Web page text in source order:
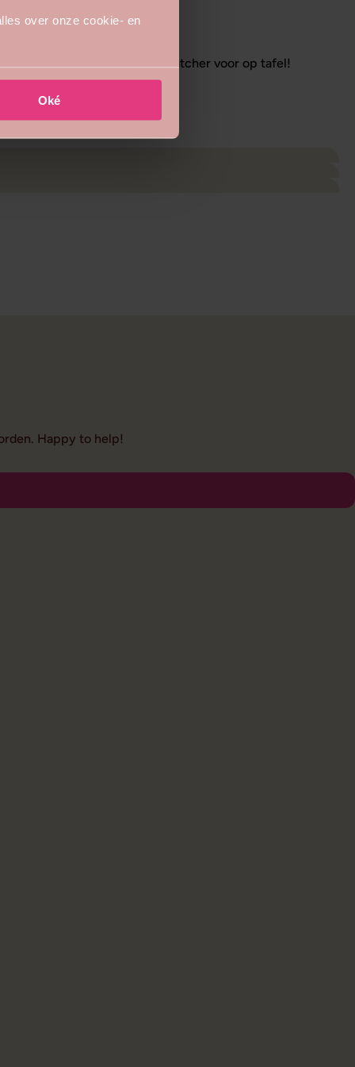
over onze cookie- en
Oké
26 cm is het een echte eyecatcher voor op tafel!
Happy to help!